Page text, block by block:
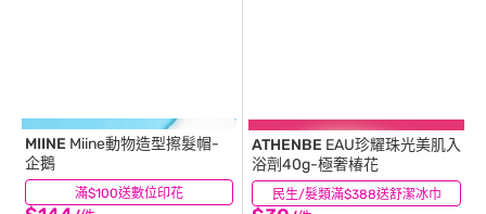
滿$100送數位印花
MIINE Miine動物造型擦髮帽-
企鵝
(16) 民生/髮類滿$388送舒潔冰巾
ATHENBE EAU珍耀珠光美肌入
浴劑40g-極奢椿花
(4)